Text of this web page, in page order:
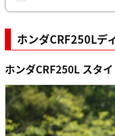
ホンダCRF250Lデ
ホンダCRF250L スタ